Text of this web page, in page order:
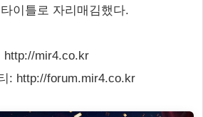
이틀로 자리매김했다.
http://mir4.co.kr
: http://forum.mir4.co.kr